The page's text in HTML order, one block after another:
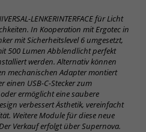
LENKERINTERFACE für Licht
In Kooperation mit Ergotec in
mit Sicherheitslevel 6 umgesetzt,
500 Lumen Abblendlicht perfekt
werden. Alternativ können
mechanischen Adapter montiert
einen USB-C-Stecker zum
ermöglicht eine saubere
verbessert Ästhetik, vereinfacht
Weitere Module für diese neue
Verkauf erfolgt über Supernova.